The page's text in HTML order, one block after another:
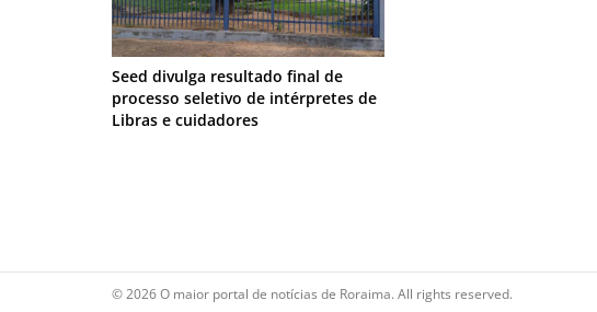
Seed divulga resultado final de
processo seletivo de intérpretes de
Libras e cuidadores
© 2026 O maior portal de notícias de Roraima. All rights reserved.